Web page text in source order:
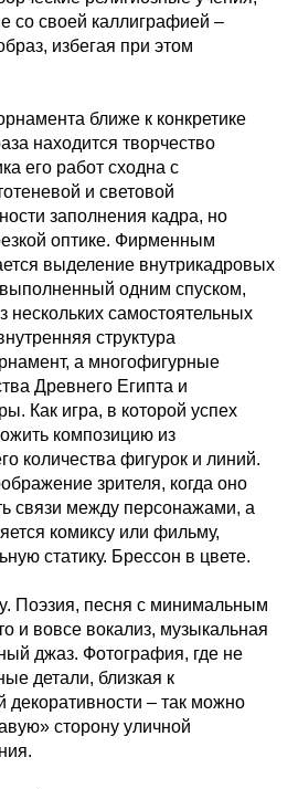
со своей каллиграфией –
избегая при этом
ближе к конкретике
находится творчество
его работ сходна с
и световой
заполнения кадра, но
оптике. Фирменным
выделение внутрикадровых
одним спуском,
нескольких самостоятельных
структура
а многофигурные
Древнего Египта и
Как игра, в которой успех
композицию из
количества фигурок и линий.
зрителя, когда оно
связи между персонажами, а
комиксу или фильму,
статику. Брессон в цвете.
Поэзия, песня с минимальным
и вовсе вокализ, музыкальная
джаз. Фотография, где не
детали, близкая к
декоративности – так можно
сторону уличной